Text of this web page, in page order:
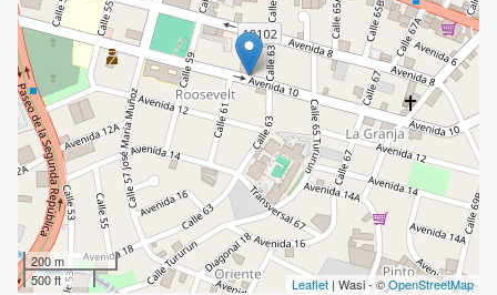
200 m
500 ft
Leaflet | Wasi - ©OpenStreetMap